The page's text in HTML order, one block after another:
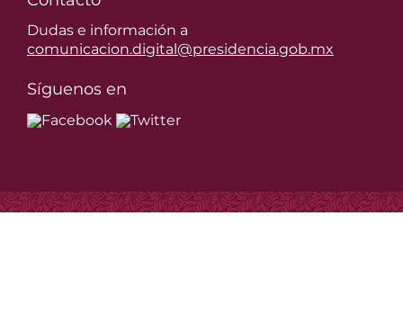
Dudas e información a
comunicacion.digital@presidencia.gob.mx
Síguenos en